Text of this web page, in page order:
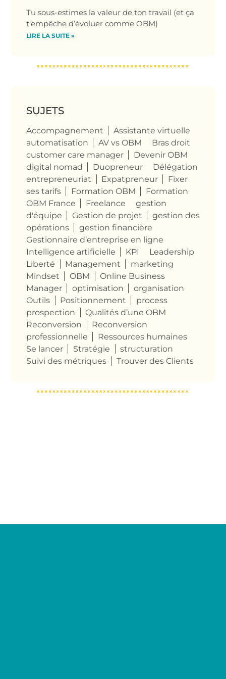
Tu sous-estimes la valeur de ton travail (et ça
t’empêche d’évoluer comme OBM)
LIRE LA SUITE »
SUJETS
Accompagnement
Assistante virtuelle
automatisation
AV vs OBM
Bras droit
customer care manager
Devenir OBM
digital nomad
Duopreneur
Délégation
entrepreneuriat
Expatpreneur
Fixer
ses tarifs
Formation OBM
Formation
OBM France
Freelance
gestion
d'équipe
Gestion de projet
gestion des
opérations
gestion financière
Gestionnaire d’entreprise en ligne
Intelligence artificielle
KPI
Leadership
Liberté
Management
marketing
Mindset
OBM
Online Business
Manager
optimisation
organisation
Outils
Positionnement
process
prospection
Qualités d’une OBM
Reconversion
Reconversion
professionnelle
Ressources humaines
Se lancer
Stratégie
structuration
Suivi des métriques
Trouver des Clients